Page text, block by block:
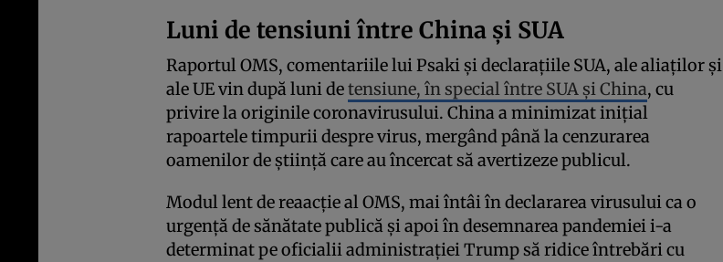
Luni de tensiuni între China și SUA
Raportul OMS, comentariile lui Psaki și declarațiile SUA, ale aliaților și
ale UE vin după luni detensiune, în special între SUA și China, cu
privire la originile coronavirusului. China a minimizat inițial
rapoartele timpurii despre virus, mergând până la cenzurarea
oamenilor de știință care au încercat să avertizeze publicul.
Modul lent de reaacție al OMS, mai întâi în declararea virusului ca o
urgență de sănătate publică și apoi în desemnarea pandemiei i-a
determinat pe oficialii administrației Trump să ridice întrebări cu